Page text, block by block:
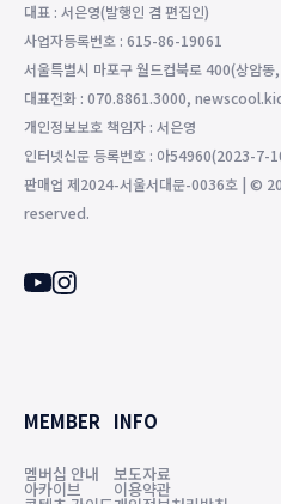
대표 : 서은영(발행인 겸 편집인)
사업자등록번호 : 615-86-19061
서울특별시 마포구 월드컵북로 400(상암
대표전화 : 070.8861.3000,
개인정보보호 책임자 : 서은영
인터넷신문 등록번호 : 아54960(2023-7-
판매업 제2024-서울서대문-0036호 | ©
reserved.
MEMBER
멤버십 안내
아카이브
INFO
보도자료
이용약관